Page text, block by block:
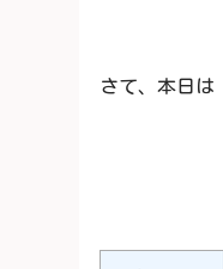
さて、本日は